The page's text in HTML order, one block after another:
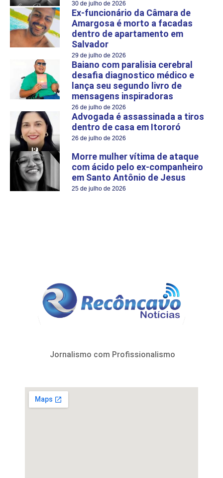
30 de julho de 2026
Ex-funcionário da Câmara de
Amargosa é morto a facadas
dentro de apartamento em
Salvador
29 de julho de 2026
Baiano com paralisia cerebral
desafia diagnostico médico e
lança seu segundo livro de
mensagens inspiradoras
26 de julho de 2026
Advogada é assassinada a tiros
dentro de casa em Itororó
26 de julho de 2026
Morre mulher vítima de ataque
com ácido pelo ex-companheiro
em Santo Antônio de Jesus
25 de julho de 2026
Jornalismo com Profissionalismo